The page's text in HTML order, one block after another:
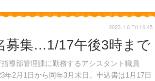
募集…1/17午後3時まで
導部管理課に勤務するアシスタント職員
年2月1日から同年3月末日。申込書は1月17日
2023.1.6 Fri 16:45